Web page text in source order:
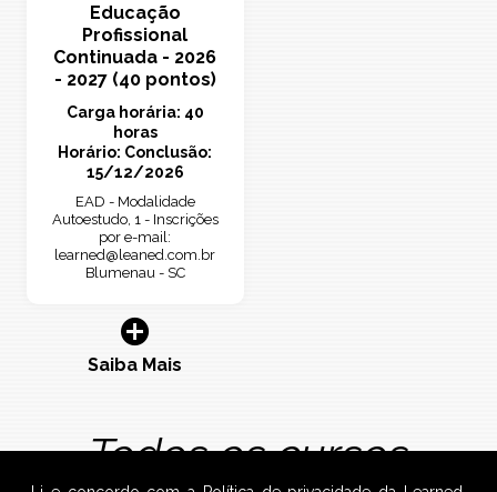
Educação
Profissional
Continuada - 2026
- 2027 (40 pontos)
Carga horária: 40
horas
Horário: Conclusão:
15/12/2026
EAD - Modalidade
Autoestudo, 1 - Inscrições
por e-mail:
learned@leaned.com.br
Blumenau - SC
Saiba Mais
Todos os cursos